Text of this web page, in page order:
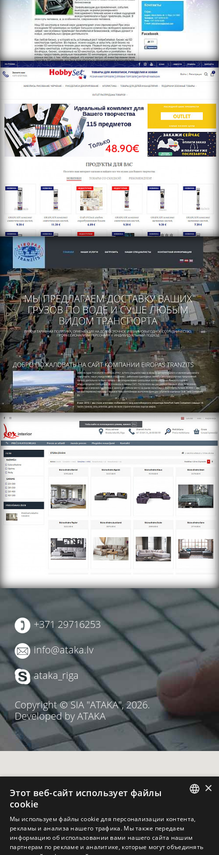
http://www.hobbyset.lv
https://www.eiropas-tranzits.lv/
https://lexinterior.lv/
+371 29716253
info@ataka.lv
ataka_riga
Copyright © SIA "ATAKA", 2026.
Developed by ATAKA
×
Этот веб-сайт использует файлы
cookie
Мы используем файлы cookie для персонализации контента,
рекламы и анализа нашего трафика. Мы также передаем
информацию об использовании вами нашего сайта нашим
партнерам по рекламе и аналитике, которые могут объединять